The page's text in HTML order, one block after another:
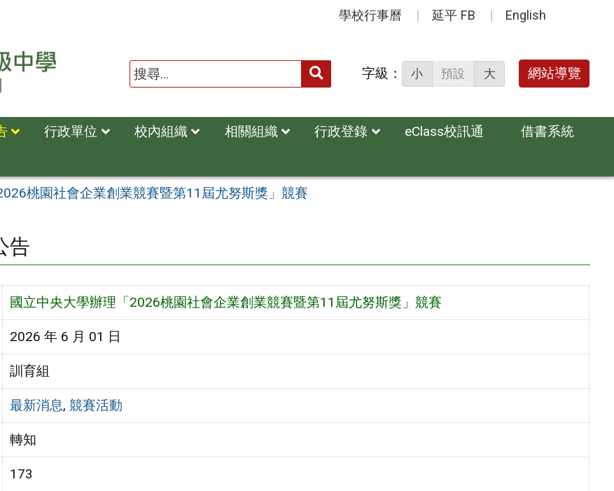
學校行事曆 延平 FB English
送出 字級： 小 預設 大 網站導覽
行政單位 校內組織 相關組織 行政登錄 eClass校訊通
借書系統
桃園社會企業創業競賽暨第11屆尤努斯獎」競賽
告
國立中央大學辦理「2026桃園社會企業創業競賽暨第11屆尤努斯獎」競賽
2026 年 6 月 01 日
訓育組
最新消息, 競賽活動
轉知
173